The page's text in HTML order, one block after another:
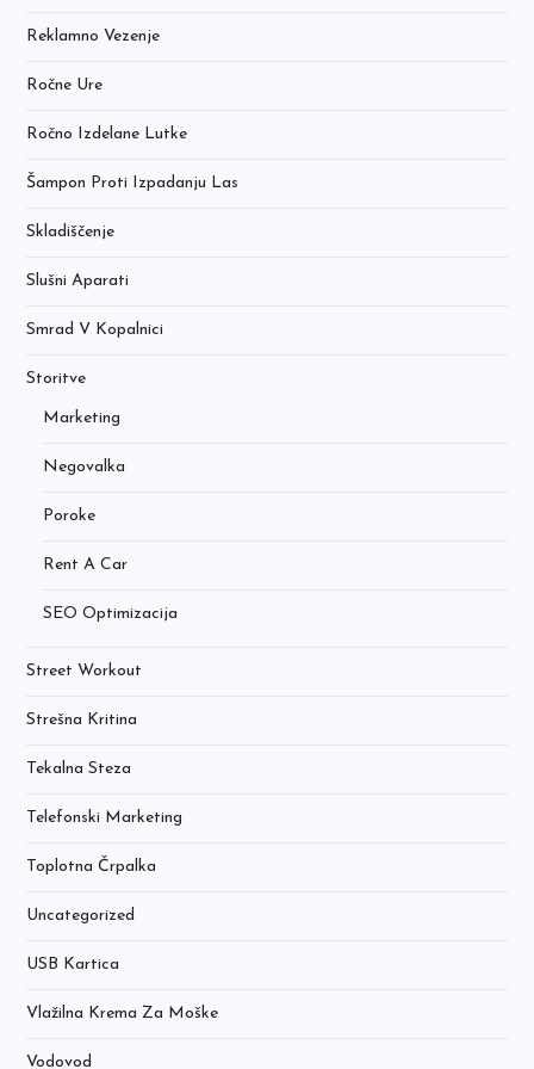
Reklamno Vezenje
Ročne Ure
Ročno Izdelane Lutke
Šampon Proti Izpadanju Las
Skladiščenje
Slušni Aparati
Smrad V Kopalnici
Storitve
Marketing
Negovalka
Poroke
Rent A Car
SEO Optimizacija
Street Workout
Strešna Kritina
Tekalna Steza
Telefonski Marketing
Toplotna Črpalka
Uncategorized
USB Kartica
Vlažilna Krema Za Moške
Vodovod